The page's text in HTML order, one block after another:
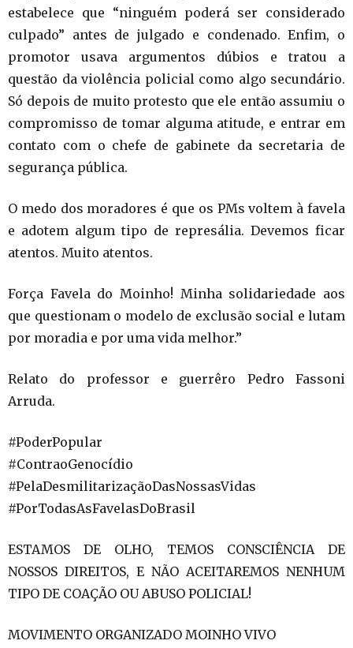
estabelece que “ninguém poderá ser considerado
culpado” antes de julgado e condenado. Enfim, o
promotor usava argumentos dúbios e tratou a
questão da violência policial como algo secundário.
Só depois de muito protesto que ele então assumiu o
compromisso de tomar alguma atitude, e entrar em
contato com o chefe de gabinete da secretaria de
segurança pública.
O medo dos moradores é que os PMs voltem à favela
e adotem algum tipo de represália. Devemos ficar
atentos. Muito atentos.
Força Favela do Moinho! Minha solidariedade aos
que questionam o modelo de exclusão social e lutam
por moradia e por uma vida melhor.”
Relato do professor e guerrêro Pedro Fassoni
Arruda.
#PoderPopular
#ContraoGenocídio
#PelaDesmilitarizaçãoDasNossasVidas
#PorTodasAsFavelasDoBrasil
ESTAMOS DE OLHO, TEMOS CONSCIÊNCIA DE
NOSSOS DIREITOS, E NÃO ACEITAREMOS NENHUM
TIPO DE COAÇÃO OU ABUSO POLICIAL!
MOVIMENTO ORGANIZADO MOINHO VIVO